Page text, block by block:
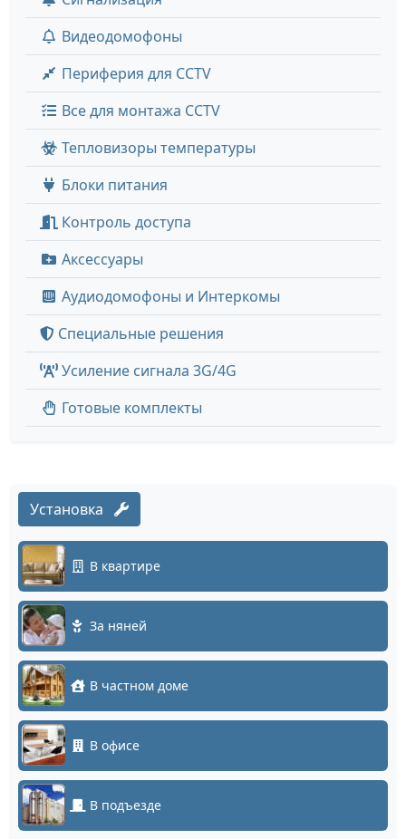
Видеодомофоны
Периферия для CCTV
Все для монтажа CCTV
Тепловизоры температуры
Блоки питания
Контроль доступа
Аксессуары
Аудиодомофоны и Интеркомы
Специальные решения
Усиление сигнала 3G/4G
Готовые комплекты
Установка
В квартире
За няней
В частном доме
В офисе
В подъезде